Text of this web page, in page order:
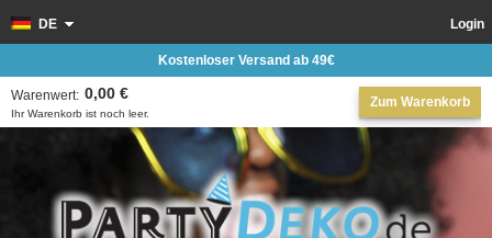
Login
DE
Zum Warenkorb
Ihr Warenkorb ist noch leer.
Warenwert: 0,00 €
Kostenloser Versand ab 49€